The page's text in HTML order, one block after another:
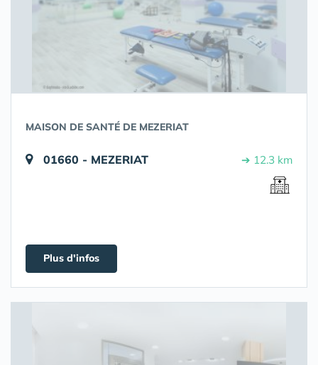
MAISON DE SANTÉ DE MEZERIAT
01660 - MEZERIAT ➔ 12.3 km
Plus d'infos